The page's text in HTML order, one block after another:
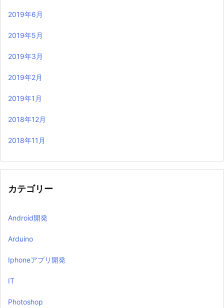
2019年6月
2019年5月
2019年3月
2019年2月
2019年1月
2018年12月
2018年11月
カテゴリー
Android開発
Arduino
Iphoneアプリ開発
IT
Photoshop